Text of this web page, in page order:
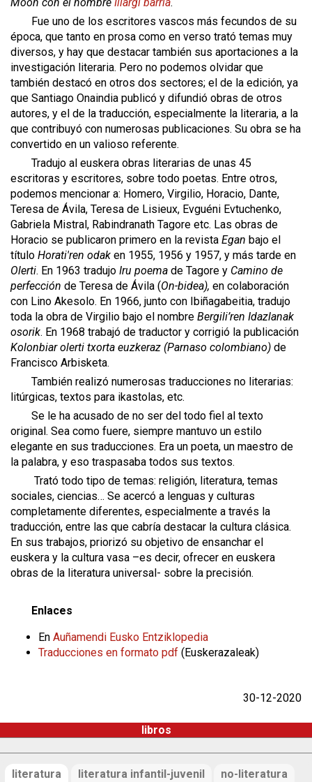
Fue uno de los escritores vascos más fecundos de su
época, que tanto en prosa como en verso trató temas muy
diversos, y hay que destacar también sus aportaciones a la
investigación literaria. Pero no podemos olvidar que
también destacó en otros dos sectores; el de la edición, ya
que Santiago Onaindia publicó y difundió obras de otros
autores, y el de la traducción, especialmente la literaria, a la
que contribuyó con numerosas publicaciones. Su obra se ha
convertido en un valioso referente.
Tradujo al euskera obras literarias de unas 45
escritoras y escritores, sobre todo poetas. Entre otros,
podemos mencionar a: Homero, Virgilio, Horacio, Dante,
Teresa de Ávila, Teresa de Lisieux, Evguéni Evtuchenko,
Gabriela Mistral, Rabindranath Tagore etc. Las obras de
Horacio se publicaron primero en la revista Egan bajo el
título Horati'ren odak en 1955, 1956 y 1957, y más tarde en
Olerti. En 1963 tradujo Iru poema de Tagore y Camino de
perfección de Teresa de Ávila (On-bidea), en colaboración
con Lino Akesolo. En 1966, junto con Ibiñagabeitia, tradujo
toda la obra de Virgilio bajo el nombre Bergili’ren Idazlanak
osorik. En 1968 trabajó de traductor y corrigió la publicación
Kolonbiar olerti txorta euzkeraz (Parnaso colombiano) de
Francisco Arbisketa.
También realizó numerosas traducciones no literarias:
litúrgicas, textos para ikastolas, etc.
Se le ha acusado de no ser del todo fiel al texto
original. Sea como fuere, siempre mantuvo un estilo
elegante en sus traducciones. Era un poeta, un maestro de
la palabra, y eso traspasaba todos sus textos.
Trató todo tipo de temas: religión, literatura, temas
sociales, ciencias… Se acercó a lenguas y culturas
completamente diferentes, especialmente a través la
traducción, entre las que cabría destacar la cultura clásica.
En sus trabajos, priorizó su objetivo de ensanchar el
euskera y la cultura vasa –es decir, ofrecer en euskera
obras de la literatura universal- sobre la precisión.
Enlaces
En Auñamendi Eusko Entziklopedia
Traducciones en formato pdf (Euskerazaleak)
30-12-2020
libros
literatura literatura infantil-juvenil no-literatura